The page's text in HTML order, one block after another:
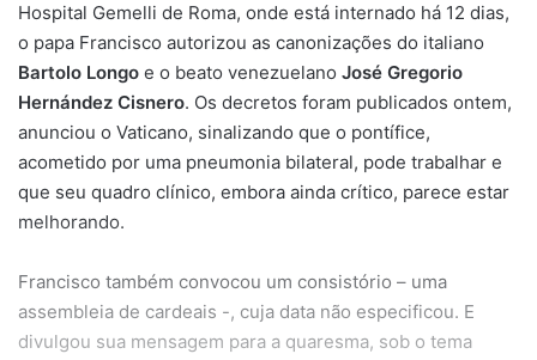
Hospital Gemelli de Roma, onde está internado há 12 dias,
o papa Francisco autorizou as canonizações do italiano
Bartolo Longo e o beato venezuelano José Gregorio
Hernández Cisnero. Os decretos foram publicados ontem,
anunciou o Vaticano, sinalizando que o pontífice,
acometido por uma pneumonia bilateral, pode trabalhar e
que seu quadro clínico, embora ainda crítico, parece estar
melhorando.
Francisco também convocou um consistório – uma
assembleia de cardeais -, cuja data não especificou. E
divulgou sua mensagem para a quaresma, sob o tema